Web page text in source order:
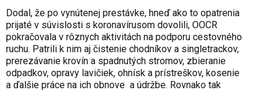
Dodal, že po vynútenej prestávke, hneď ako to opatrenia
prijaté v súvislosti s koronavírusom dovolili, OOCR
pokračovala v rôznych aktivitách na podporu cestovného
ruchu. Patrili k nim aj čistenie chodníkov a singletrackov,
prerezávanie krovín a spadnutých stromov, zbieranie
odpadkov, opravy lavičiek, ohnísk a prístreškov, kosenie
a ďalšie práce na ich obnove a údržbe. Rovnako tak